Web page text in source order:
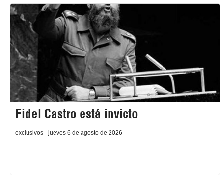
Fidel Castro está invicto
exclusivos - jueves 6 de agosto de 2026